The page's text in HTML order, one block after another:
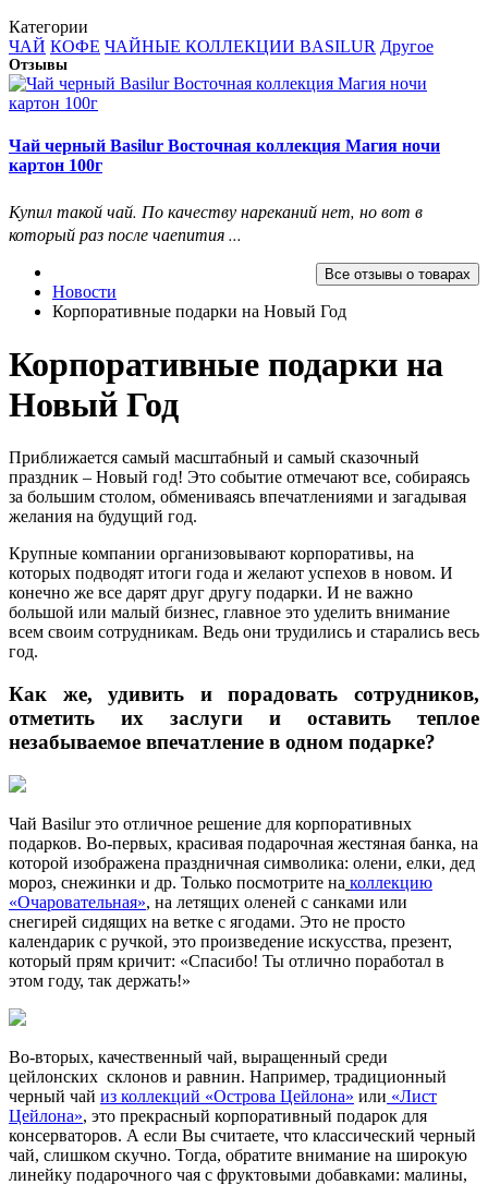
Категории
ЧАЙ КОФЕ ЧАЙНЫЕ КОЛЛЕКЦИИ BASILUR Другое
Отзывы
Чай черный Basilur Восточная коллекция Магия ночи
картон 100г
Купил такой чай. По качеству нареканий нет, но вот в
который раз после чаепития ...
Все отзывы о товарах
Новости
Корпоративные подарки на Новый Год
Корпоративные подарки на
Новый Год
Приближается самый масштабный и самый сказочный
праздник – Новый год! Это событие отмечают все, собираясь
за большим столом, обмениваясь впечатлениями и загадывая
желания на будущий год.
Крупные компании организовывают корпоративы, на
которых подводят итоги года и желают успехов в новом. И
конечно же все дарят друг другу подарки. И не важно
большой или малый бизнес, главное это уделить внимание
всем своим сотрудникам. Ведь они трудились и старались весь
год.
Как же, удивить и порадовать сотрудников,
отметить их заслуги и оставить теплое
незабываемое впечатление в одном подарке?
Чай Basilur это отличное решение для корпоративных
подарков. Во-первых, красивая подарочная жестяная банка, на
которой изображена праздничная символика: олени, елки, дед
мороз, снежинки и др. Только посмотрите на коллекцию
«Очаровательная», на летящих оленей с санками или
снегирей сидящих на ветке с ягодами. Это не просто
календарик с ручкой, это произведение искусства, презент,
который прям кричит: «Спасибо! Ты отлично поработал в
этом году, так держать!»
Во-вторых, качественный чай, выращенный среди
цейлонских склонов и равнин. Например, традиционный
черный чай из коллекций «Острова Цейлона» или «Лист
Цейлона», это прекрасный корпоративный подарок для
консерваторов. А если Вы считаете, что классический черный
чай, слишком скучно. Тогда, обратите внимание на широкую
линейку подарочного чая с фруктовыми добавками: малины,